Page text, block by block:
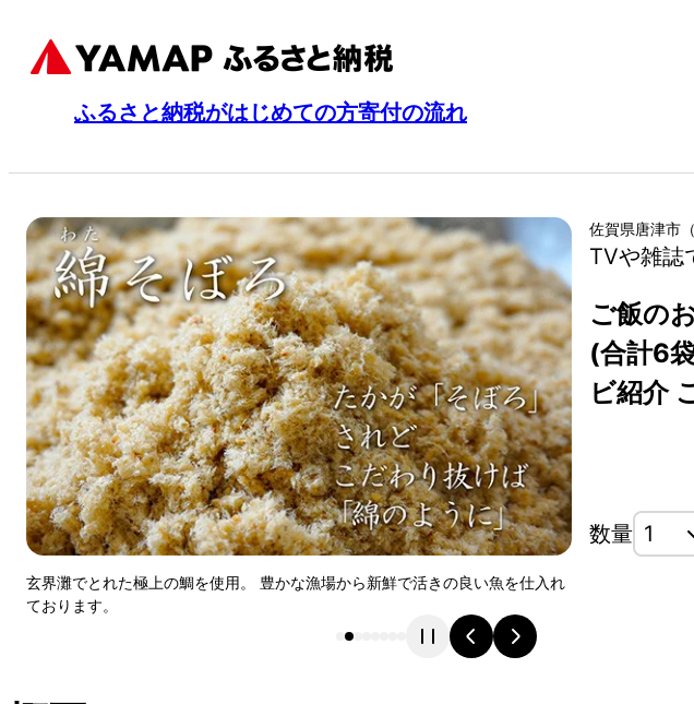
ふるさと納税がはじめての方寄付の流れ
玄界灘でとれた極上の鯛を使用。 豊かな漁場から新鮮で活きの良い魚を仕入れ
ております。
佐賀県唐津市 （
TVや雑誌
ご飯の
(合計6
ビ紹介
数量